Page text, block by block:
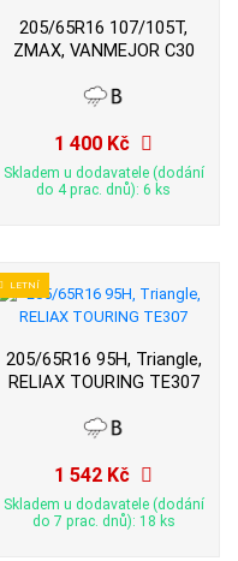
205/65R16 107/105T,
ZMAX, VANMEJOR C30
1 400 Kč
Skladem u dodavatele (dodání
do 4 prac. dnů): 6 ks
LETNÍ
205/65R16 95H, Triangle,
RELIAX TOURING TE307
1 542 Kč
Skladem u dodavatele (dodání
do 7 prac. dnů): 18 ks